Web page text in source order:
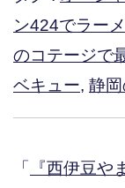
ン424でラー
のコテージで
ベキュー, 静
「
『西伊豆や